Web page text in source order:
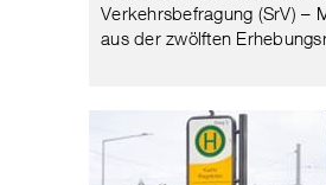
Verkehrsbefragung (SrV) –
aus der zwölften